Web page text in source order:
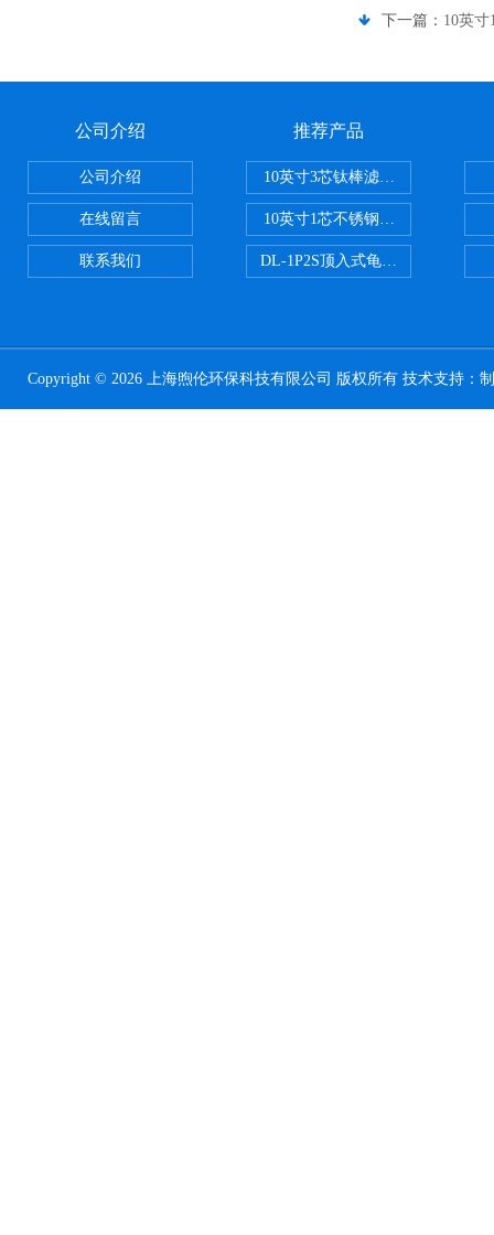
下一篇： 10英
公司介绍
公司介绍
在线留言
联系我们
推荐产品
10英寸3芯钛棒滤芯过滤器
10英寸1芯不锈钢钛棒过滤器
DL-1P2S顶入式龟背过滤器
Copyright © 2026 上海煦伦环保科技有限公司 版权所有 技术支持：